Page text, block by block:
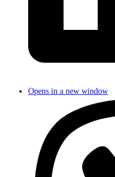
Opens in a new window